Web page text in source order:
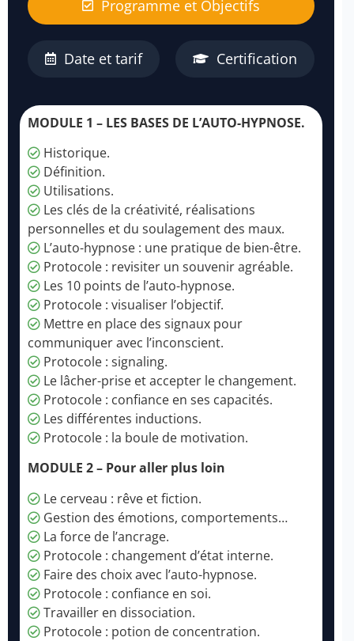
Programme et Objectifs
Date et tarif Certification
MODULE 1 – LES BASES DE L’AUTO-HYPNOSE.
Historique.
Définition.
Utilisations.
Les clés de la créativité, réalisations
personnelles et du soulagement des maux.
L’auto-hypnose : une pratique de bien-être.
Protocole : revisiter un souvenir agréable.
Les 10 points de l’auto-hypnose.
Protocole : visualiser l’objectif.
Mettre en place des signaux pour
communiquer avec l’inconscient.
Protocole : signaling.
Le lâcher-prise et accepter le changement.
Protocole : confiance en ses capacités.
Les différentes inductions.
Protocole : la boule de motivation.
MODULE 2 – Pour aller plus loin
Le cerveau : rêve et fiction.
Gestion des émotions, comportements…
La force de l’ancrage.
Protocole : changement d’état interne.
Faire des choix avec l’auto-hypnose.
Protocole : confiance en soi.
Travailler en dissociation.
Protocole : potion de concentration.